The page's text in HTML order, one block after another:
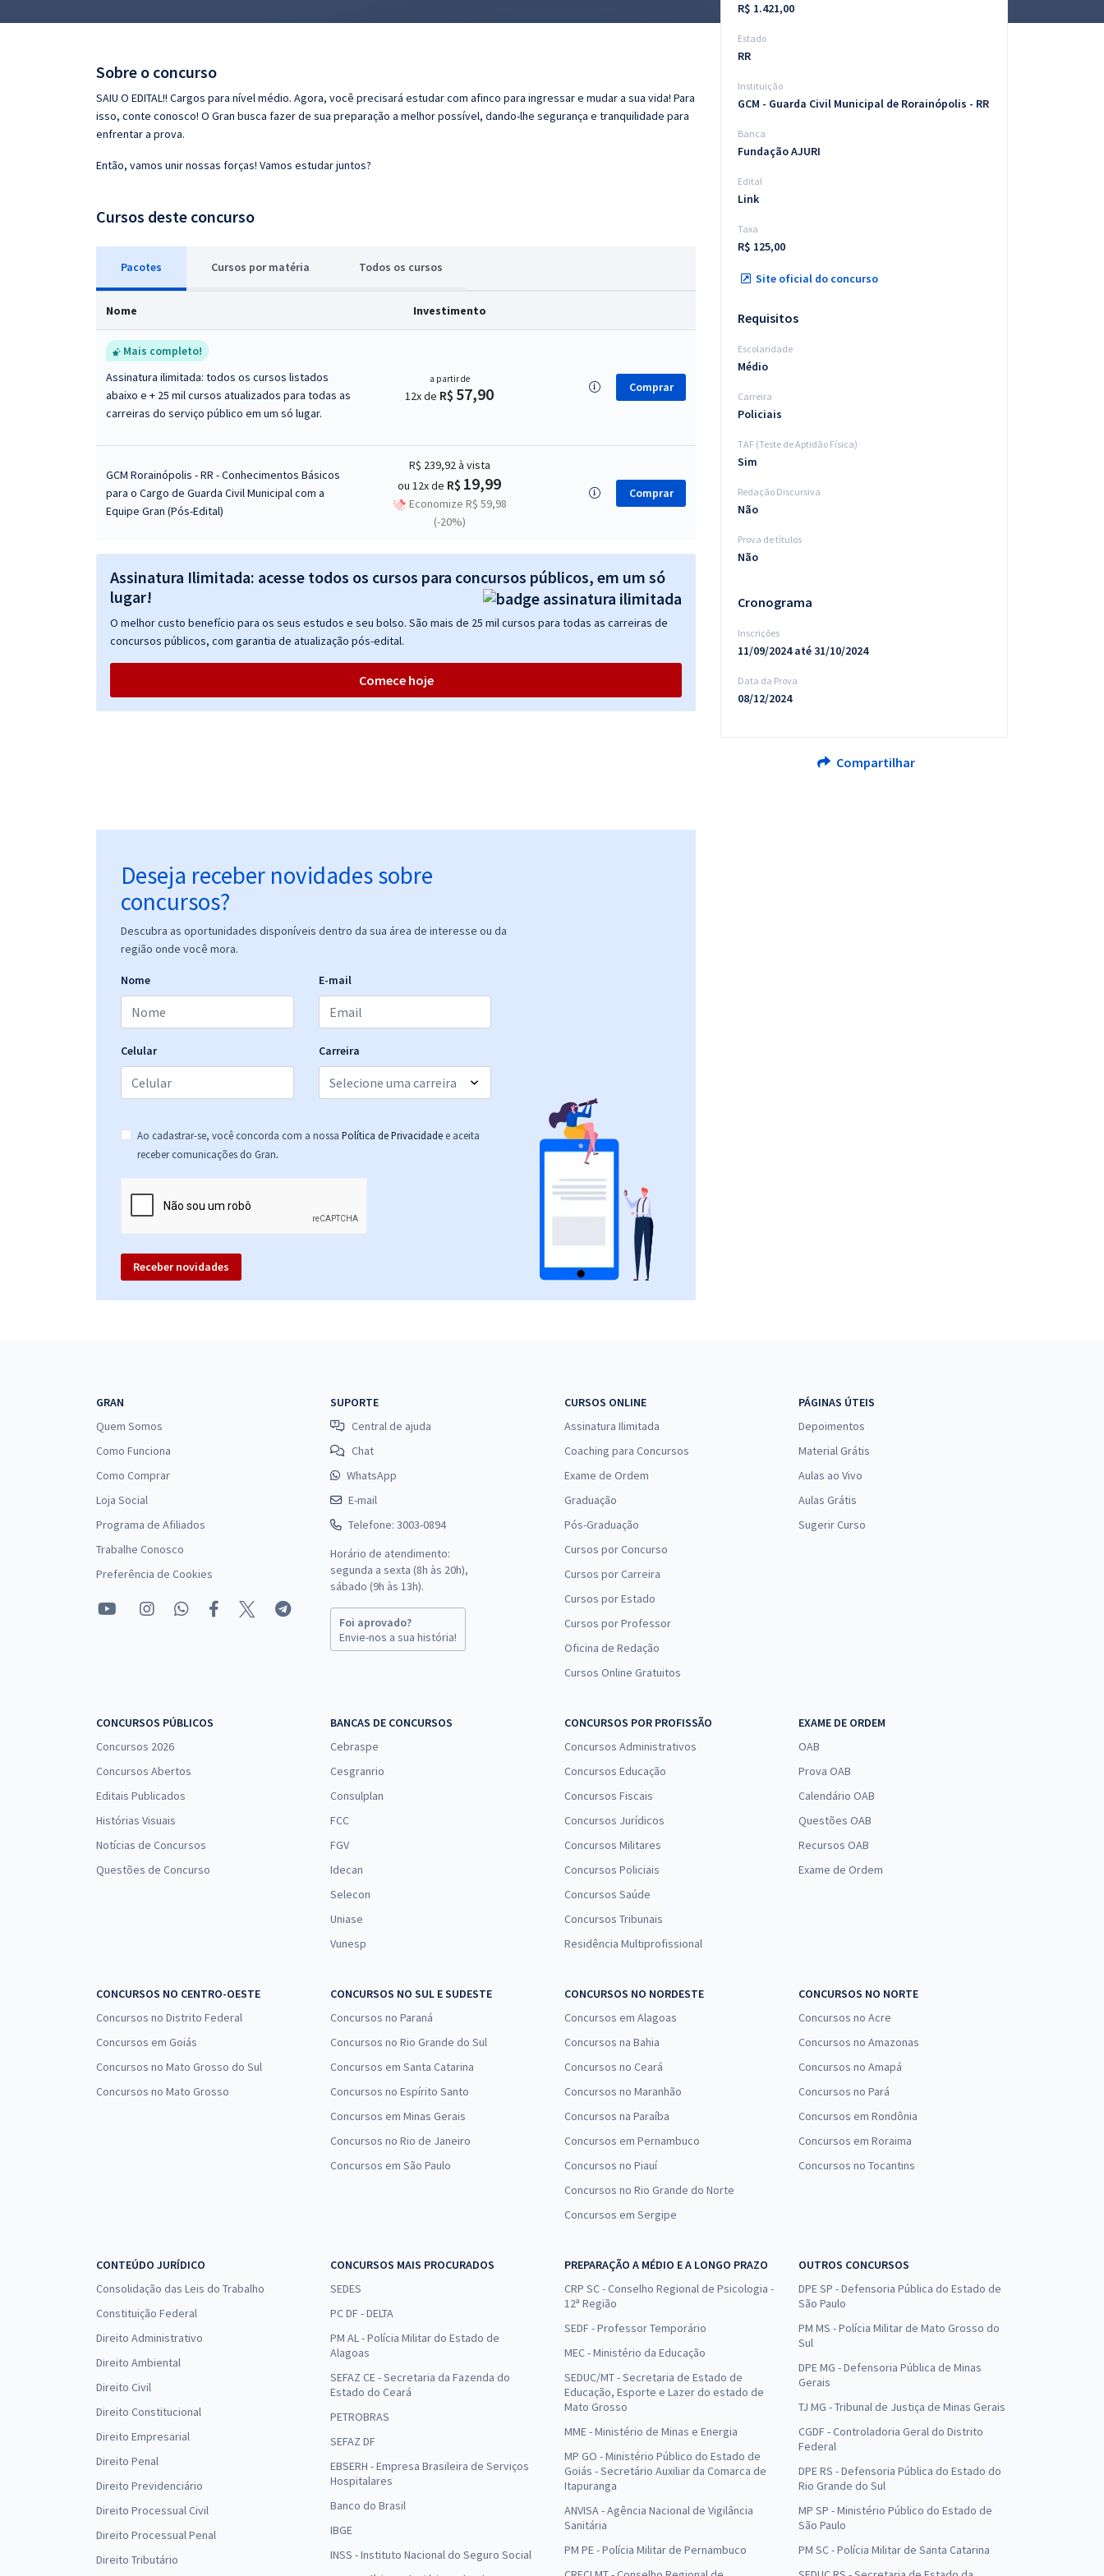
Questões grátis
Sobre o concurso
SAIU O EDITAL!! Cargos para nível médio. Agora, você precisará estudar com afinco para ingressar e mudar a sua vida! Para
isso, conte conosco! O Gran busca fazer de sua preparação a melhor possível, dando-lhe segurança e tranquilidade para
enfrentar a prova.
Então, vamos unir nossas forças! Vamos estudar juntos?
Cursos deste concurso
Pacotes Cursos por matéria Todos os cursos
Nome Investimento
Mais completo!
Assinatura ilimitada: todos os cursos listados
abaixo e + 25 mil cursos atualizados para todas as
carreiras do serviço público em um só lugar.
a partir de
12x de R$ 57,90 Comprar
GCM Rorainópolis - RR - Conhecimentos Básicos
para o Cargo de Guarda Civil Municipal com a
Equipe Gran (Pós-Edital)
R$ 239,92à vista
ou 12x de R$ 19,99
Economize R$ 59,98
(-20%)
Comprar
Assinatura Ilimitada: acesse todos os cursos para concursos públicos, em um só
lugar!
O melhor custo benefício para os seus estudos e seu bolso. São mais de 25 mil cursos para todas as carreiras de
concursos públicos, com garantia de atualização pós-edital.
Comece hoje
Deseja receber novidades sobre
concursos?
Descubra as oportunidades disponíveis dentro da sua área de interesse ou da
região onde você mora.
Nome E-mail
Celular Carreira
Ao cadastrar-se, você concorda com a nossa Política de Privacidade e aceita
receber comunicações do Gran.
Receber novidades
R$ 1.421,00
Estado
RR
Instituição
GCM - Guarda Civil Municipal de Rorainópolis - RR
Banca
Fundação AJURI
Edital
Link
Taxa
R$ 125,00
Site oficial do concurso
Requisitos
Escolaridade
Médio
Carreira
Policiais
TAF (Teste de Aptidão Física)
Sim
Redação Discursiva
Não
Prova de títulos
Não
Cronograma
Inscrições
11/09/2024 até 31/10/2024
Data da Prova
08/12/2024
Compartilhar
GRAN
Quem Somos
Como Funciona
Como Comprar
Loja Social
Programa de Afiliados
Trabalhe Conosco
Preferência de Cookies
SUPORTE
Central de ajuda
Chat
WhatsApp
E-mail
Telefone: 3003-0894
Horário de atendimento:
segunda a sexta (8h às 20h),
sábado (9h às 13h).
Foi aprovado?
Envie-nos a sua história!
CURSOS ONLINE
Assinatura Ilimitada
Coaching para Concursos
Exame de Ordem
Graduação
Pós-Graduação
Cursos por Concurso
Cursos por Carreira
Cursos por Estado
Cursos por Professor
Oficina de Redação
Cursos Online Gratuitos
PÁGINAS ÚTEIS
Depoimentos
Material Grátis
Aulas ao Vivo
Aulas Grátis
Sugerir Curso
CONCURSOS PÚBLICOS
Concursos 2026
Concursos Abertos
Editais Publicados
Histórias Visuais
Notícias de Concursos
Questões de Concurso
BANCAS DE CONCURSOS
Cebraspe
Cesgranrio
Consulplan
FCC
FGV
Idecan
Selecon
Uniase
Vunesp
CONCURSOS POR PROFISSÃO
Concursos Administrativos
Concursos Educação
Concursos Fiscais
Concursos Jurídicos
Concursos Militares
Concursos Policiais
Concursos Saúde
Concursos Tribunais
Residência Multiprofissional
EXAME DE ORDEM
OAB
Prova OAB
Calendário OAB
Questões OAB
Recursos OAB
Exame de Ordem
CONCURSOS NO CENTRO-OESTE
Concursos no Distrito Federal
Concursos em Goiás
Concursos no Mato Grosso do Sul
Concursos no Mato Grosso
CONCURSOS NO SUL E SUDESTE
Concursos no Paraná
Concursos no Rio Grande do Sul
Concursos em Santa Catarina
Concursos no Espírito Santo
Concursos em Minas Gerais
Concursos no Rio de Janeiro
Concursos em São Paulo
CONCURSOS NO NORDESTE
Concursos em Alagoas
Concursos na Bahia
Concursos no Ceará
Concursos no Maranhão
Concursos na Paraíba
Concursos em Pernambuco
Concursos no Piauí
Concursos no Rio Grande do Norte
Concursos em Sergipe
CONCURSOS NO NORTE
Concursos no Acre
Concursos no Amazonas
Concursos no Amapá
Concursos no Pará
Concursos em Rondônia
Concursos em Roraima
Concursos no Tocantins
CONTEÚDO JURÍDICO
Consolidação das Leis do Trabalho
Constituição Federal
Direito Administrativo
Direito Ambiental
Direito Civil
Direito Constitucional
Direito Empresarial
Direito Penal
Direito Previdenciário
Direito Processual Civil
Direito Processual Penal
Direito Tributário
CONCURSOS MAIS PROCURADOS
SEDES
PC DF - DELTA
PM AL - Polícia Militar do Estado de
Alagoas
SEFAZ CE - Secretaria da Fazenda do
Estado do Ceará
PETROBRAS
SEFAZ DF
EBSERH - Empresa Brasileira de Serviços
Hospitalares
Banco do Brasil
IBGE
INSS - Instituto Nacional do Seguro Social
PREPARAÇÃO A MÉDIO E A LONGO PRAZO
CRP SC - Conselho Regional de Psicologia -
12ª Região
SEDF - Professor Temporário
MEC - Ministério da Educação
SEDUC/MT - Secretaria de Estado de
Educação, Esporte e Lazer do estado de
Mato Grosso
MME - Ministério de Minas e Energia
MP GO - Ministério Público do Estado de
Goiás - Secretário Auxiliar da Comarca de
Itapuranga
ANVISA - Agência Nacional de Vigilância
Sanitária
PM PE - Polícia Militar de Pernambuco
OUTROS CONCURSOS
DPE SP - Defensoria Pública do Estado de
São Paulo
PM MS - Polícia Militar de Mato Grosso do
Sul
DPE MG - Defensoria Pública de Minas
Gerais
TJ MG - Tribunal de Justiça de Minas Gerais
CGDF - Controladoria Geral do Distrito
Federal
DPE RS - Defensoria Pública do Estado do
Rio Grande do Sul
MP SP - Ministério Público do Estado de
São Paulo
PM SC - Polícia Militar de Santa Catarina